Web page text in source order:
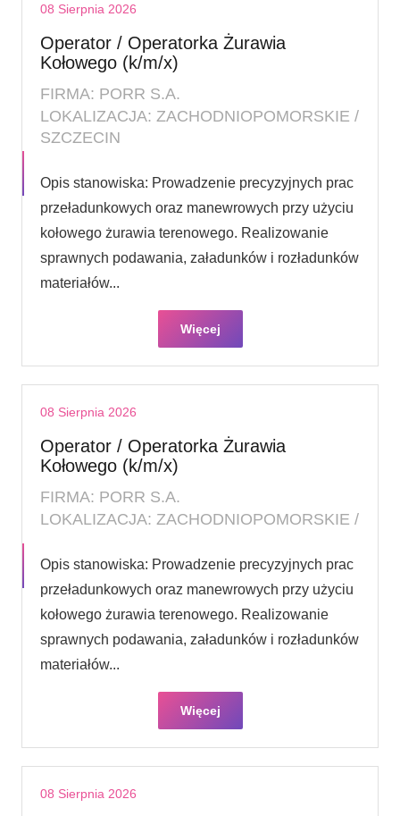
08 Sierpnia 2026
Operator / Operatorka Żurawia
Kołowego (k/m/x)
FIRMA: PORR S.A.
LOKALIZACJA: ZACHODNIOPOMORSKIE /
SZCZECIN
Opis stanowiska: Prowadzenie precyzyjnych prac
przeładunkowych oraz manewrowych przy użyciu
kołowego żurawia terenowego. Realizowanie
sprawnych podawania, załadunków i rozładunków
materiałów...
Więcej
08 Sierpnia 2026
Operator / Operatorka Żurawia
Kołowego (k/m/x)
FIRMA: PORR S.A.
LOKALIZACJA: ZACHODNIOPOMORSKIE /
Opis stanowiska: Prowadzenie precyzyjnych prac
przeładunkowych oraz manewrowych przy użyciu
kołowego żurawia terenowego. Realizowanie
sprawnych podawania, załadunków i rozładunków
materiałów...
Więcej
08 Sierpnia 2026